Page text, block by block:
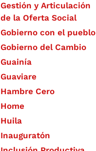
Gestión y Articulación
de la Oferta Social
Gobierno con el pueblo
Gobierno del Cambio
Guainía
Guaviare
Hambre Cero
Home
Huila
Inauguratón